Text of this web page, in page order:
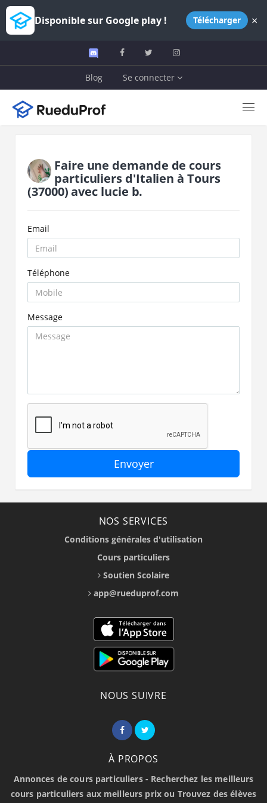
Disponible sur Google play ! Télécharger ×
Blog Se connecter
Faire une demande de cours
particuliers d'Italien àTours
(37000)avec lucie b.
Email
Téléphone
Message
Envoyer
NOS SERVICES
Conditions générales d'utilisation
Cours particuliers
Soutien Scolaire
app@rueduprof.com
NOUS SUIVRE
À PROPOS
Annonces de cours particuliers - Recherchez les meilleurs
cours particuliers aux meilleurs prix ou Trouvez des élèves